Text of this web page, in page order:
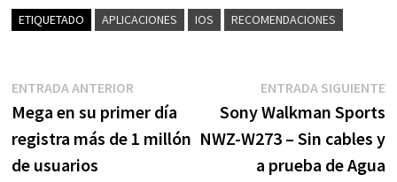
ETIQUETADO APLICACIONES IOS RECOMENDACIONES
Navegación
de
entradas
ENTRADA ANTERIOREntrada
anterior:
Mega en su primer día
registra más de 1 millón
de usuarios
ENTRADA SIGUIENTE
Sony Walkman Sports
NWZ-W273 – Sin cables y
a prueba de Agua